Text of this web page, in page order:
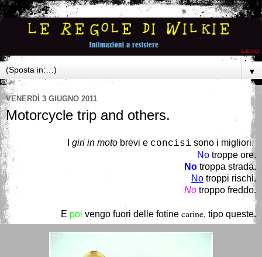
▼
VENERDÌ 3 GIUGNO 2011
Motorcycle trip and others.
giri in moto brevi e concisi sono i migliori.
No troppe ore.
No troppa strada.
No troppi rischi.
No troppo freddo.
E poi vengo fuori delle fotine carine, tipo queste.